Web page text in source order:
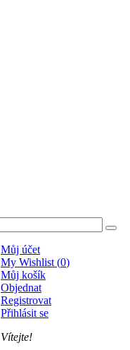
Můj účet
My Wishlist (0)
Můj košík
Objednat
Registrovat
Přihlásit se
Vítejte!